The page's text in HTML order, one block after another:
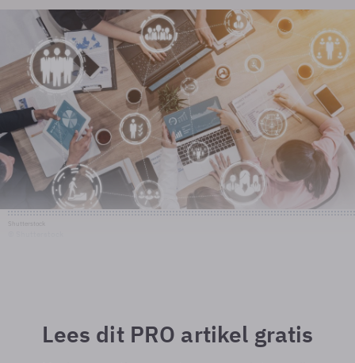
Lees dit PRO artikel gratis